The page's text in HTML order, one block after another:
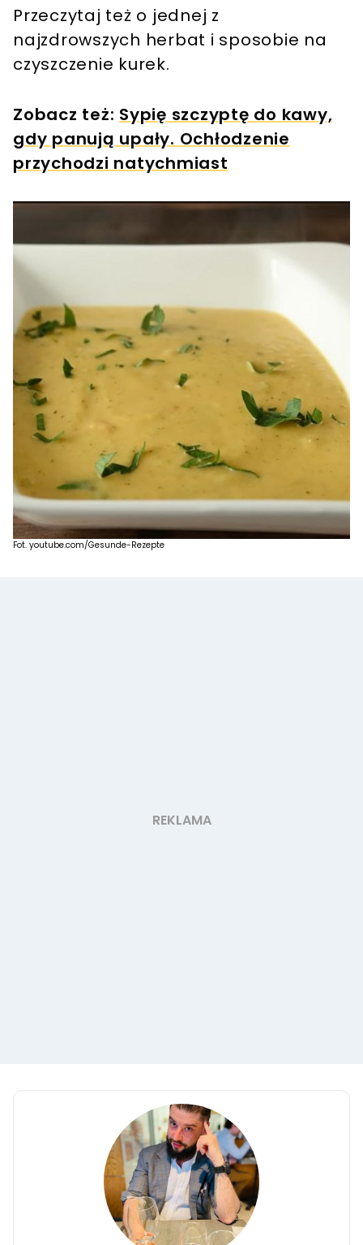
Przeczytaj też o jednej z
najzdrowszych herbat i sposobie na
czyszczenie kurek.
Zobacz też: Sypię szczyptę do kawy,
gdy panują upały. Ochłodzenie
przychodzi natychmiast
Fot. youtube.com/Gesunde-Rezepte